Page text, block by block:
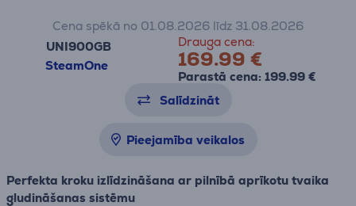
UNI900GB
SteamOne
Drauga cena:
169.99 €
Parastā cena: 199.99 €
Cena spēkā no 01.08.2026 līdz 31.08.2026
Salīdzināt
Pieejamība veikalos
Perfekta kroku izlīdzināšana ar pilnībā aprīkotu tvaika
gludināšanas sistēmu